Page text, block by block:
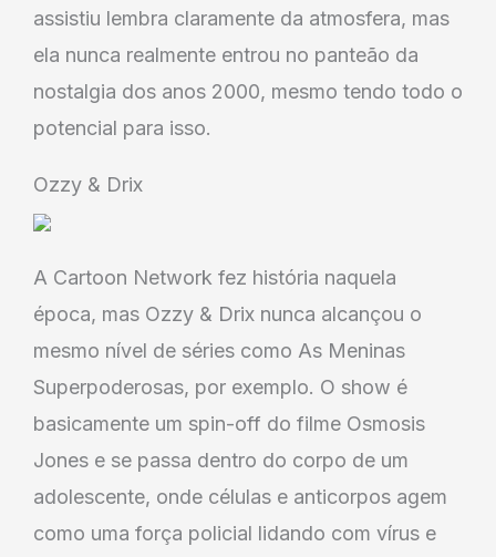
assistiu lembra claramente da atmosfera, mas
ela nunca realmente entrou no panteão da
nostalgia dos anos 2000, mesmo tendo todo o
potencial para isso.
Ozzy & Drix
A Cartoon Network fez história naquela
época, mas Ozzy & Drix nunca alcançou o
mesmo nível de séries como As Meninas
Superpoderosas, por exemplo. O show é
basicamente um spin-off do filme Osmosis
Jones e se passa dentro do corpo de um
adolescente, onde células e anticorpos agem
como uma força policial lidando com vírus e